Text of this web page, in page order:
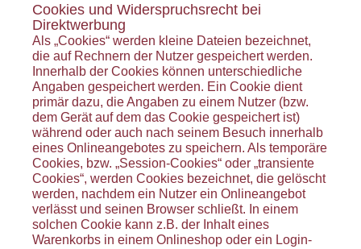
Cookies und Widerspruchsrecht bei
Direktwerbung
Als „Cookies“ werden kleine Dateien bezeichnet,
die auf Rechnern der Nutzer gespeichert werden.
Innerhalb der Cookies können unterschiedliche
Angaben gespeichert werden. Ein Cookie dient
primär dazu, die Angaben zu einem Nutzer (bzw.
dem Gerät auf dem das Cookie gespeichert ist)
während oder auch nach seinem Besuch innerhalb
eines Onlineangebotes zu speichern. Als temporäre
Cookies, bzw. „Session-Cookies“ oder „transiente
Cookies“, werden Cookies bezeichnet, die gelöscht
werden, nachdem ein Nutzer ein Onlineangebot
verlässt und seinen Browser schließt. In einem
solchen Cookie kann z.B. der Inhalt eines
Warenkorbs in einem Onlineshop oder ein Login-